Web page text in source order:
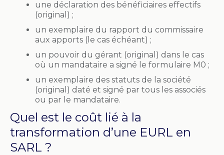
une déclaration des bénéficiaires effectifs
(original) ;
un exemplaire du rapport du commissaire
aux apports (le cas échéant) ;
un pouvoir du gérant (original) dans le cas
où un mandataire a signé le formulaire M0 ;
un exemplaire des statuts de la société
(original) daté et signé par tous les associés
ou par le mandataire.
Quel est le coût lié à la
transformation d’une EURL en
SARL ?